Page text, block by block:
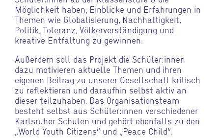
Möglichkeit haben, Einblicke und Erfahrungen in
Themen wie Globalisierung, Nachhaltigkeit,
Politik, Toleranz, Völkerverständigung und
kreative Entfaltung zu gewinnen.
Außerdem soll das Projekt die Schüler:innen
dazu motivieren aktuelle Themen und ihren
eigenen Beitrag zu unserer Gesellschaft kritisch
zu reflektieren und daraufhin selbst aktiv an
dieser teilzuhaben. Das Organisationsteam
besteht selbst aus Schüler:innen verschiedener
Karlsruher Schulen und gehört ebenfalls zu den
„World Youth Citizens“ und „Peace Child“.